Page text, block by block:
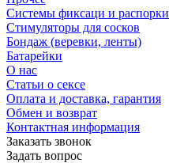
Системы фиксаци и распорки
Стимуляторы для сосков
Бондаж (веревки, ленты)
Батарейки
О нас
Статьи о сексе
Оплата и доставка, гарантия
Обмен и возврат
Контактная информация
Заказать звонок
Задать вопрос